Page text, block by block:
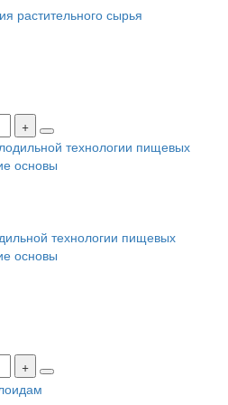
растительного сырья
технологии пищевых
основы